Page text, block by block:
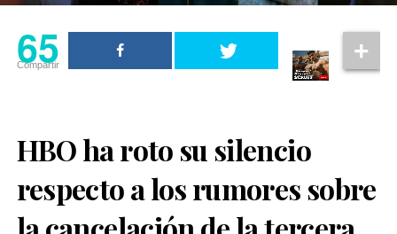
65
Compartir
HBO ha roto su silencio
respecto a los rumores sobre